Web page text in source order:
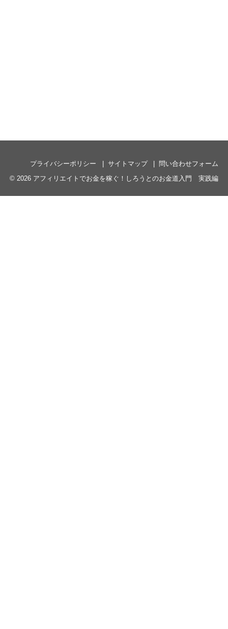
プライバシーポリシー サイトマップ
問い合わせフォーム
© 2026 アフィリエイトでお金を稼ぐ！しろうとのお金道入門 実践編